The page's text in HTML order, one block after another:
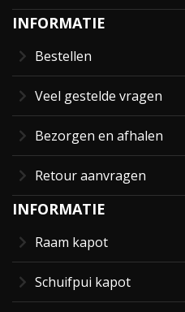
INFORMATIE
Bestellen
Veel gestelde vragen
Bezorgen en afhalen
Retour aanvragen
INFORMATIE
Raam kapot
Schuifpui kapot